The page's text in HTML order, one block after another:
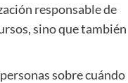
responsable de
sino que también
sobre cuándo